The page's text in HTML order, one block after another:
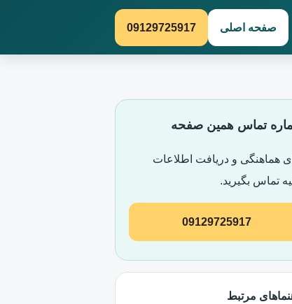
صفحه اصلی 09129725917
تماس همین صفحه
هماهنگی و دریافت اطلاعات
تماس بگیرید.
09129725917
مرتبط